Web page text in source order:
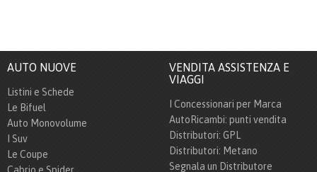
AUTO NUOVE
Listini e Schede
Le Bifuel
Auto Monovolume
I Suv
Le Coupe
VENDITA ASSISTENZA E
VIAGGI
I Concessionari per Marca
AutoRicambi: punti vendita
Distributori: GPL
Distributori: Metano
Segnala un Distributore